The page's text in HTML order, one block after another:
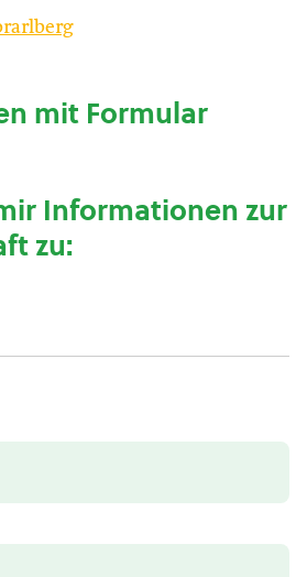
mit Formular
Informationen zur
zu: